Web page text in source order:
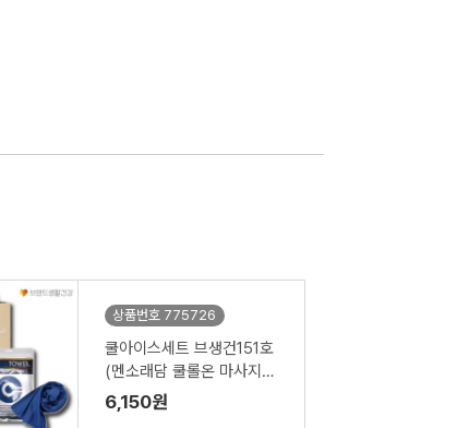
상품번호 775726
쿨아이스세트 브생건151호
(멘소래담 쿨롤온 마사지로
션+아이스 쿨타올)
6,150원